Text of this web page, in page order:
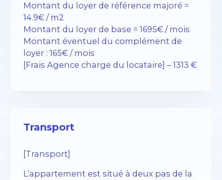
Montant du loyer de référence majoré =
14.9€ / m2
Montant du loyer de base = 1695€ / mois
Montant éventuel du complément de
loyer : 165€ / mois
[Frais Agence charge du locataire] – 1313 €
Transport
[Transport]
L’appartement est situé à deux pas de la